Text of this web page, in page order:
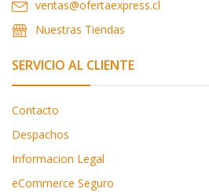
ventas@ofertaexpress.cl
Nuestras Tiendas
SERVICIO AL CLIENTE
Contacto
Despachos
Informacion Legal
eCommerce Seguro